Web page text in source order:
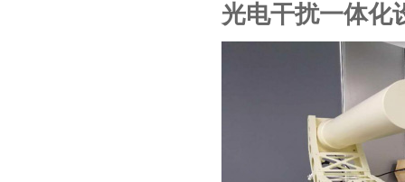
光电干扰一体化